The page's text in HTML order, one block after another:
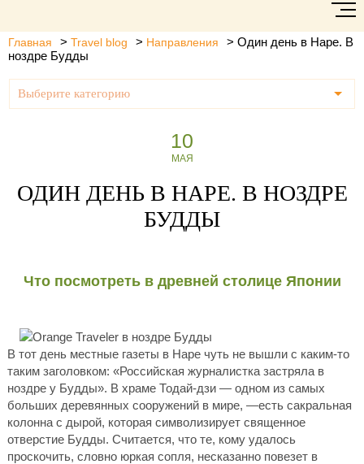
Главная > Travel blog > Направления > Один день в Наре. В
ноздре Будды
Выберите категорию
10
МАЯ
ОДИН ДЕНЬ В НАРЕ. В НОЗДРЕ
БУДДЫ
Что посмотреть в древней столице Японии
В тот день местные газеты в Наре чуть не вышли с каким-то
таким заголовком: «Российская журналистка застряла в
ноздре у Будды». В храме Тодай-дзи — одном из самых
больших деревянных сооружений в мире, —есть сакральная
колонна с дырой, которая символизирует священное
отверстие Будды. Считается, что те, кому удалось
проскочить, словно юркая сопля, несказанно повезет в